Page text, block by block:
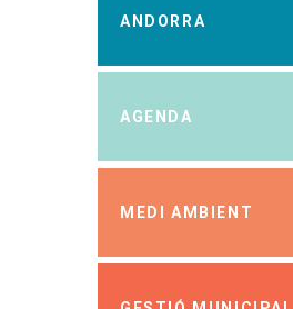
ANDORRA
AGENDA
MEDI AMBIENT